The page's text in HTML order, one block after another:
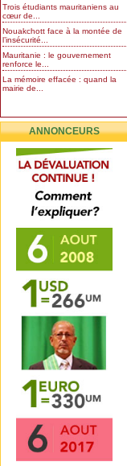
Trois étudiants mauritaniens au
cœur de...
Nouakchott face à la montée de
l’insécurité...
Mauritanie : le gouvernement
renforce le...
La mémoire effacée : quand la
mairie de...
ANNONCEURS